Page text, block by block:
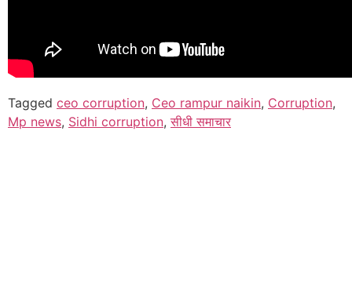
Tagged ceo corruption, Ceo rampur naikin, Corruption,
Mp news, Sidhi corruption,सीधी समाचार